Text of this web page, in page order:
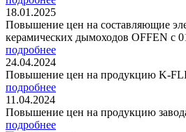
18.01.2025
Повышение цен на составляющие
керамических дымоходов OFFEN с
подробнее
24.04.2024
Повышение цен на продукцию K-
подробнее
11.04.2024
Повышение цен на продукцию
подробнее